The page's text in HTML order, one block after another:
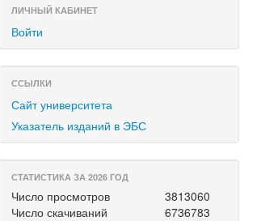
ЛИЧНЫЙ КАБИНЕТ
Войти
ССЫЛКИ
Сайт университета
Указатель изданий в ЭБС
СТАТИСТИКА ЗА 2026 ГОД
Число просмотров
3813060
Число скачиваний
6736783